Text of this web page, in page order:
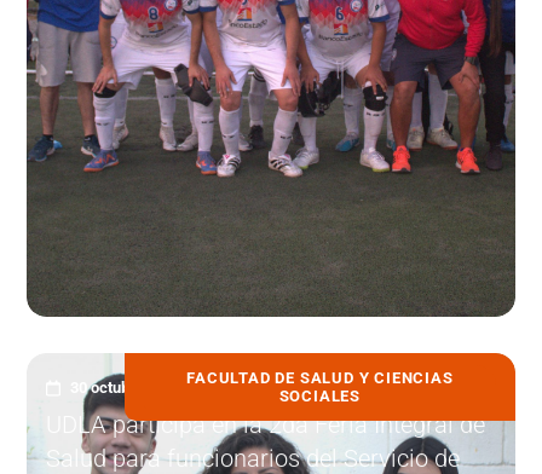
FACULTAD DE SALUD Y CIENCIAS
SOCIALES
30 octubre, 2023
UDLA participa en la 2da Feria Integral de
Salud para funcionarios del Servicio de